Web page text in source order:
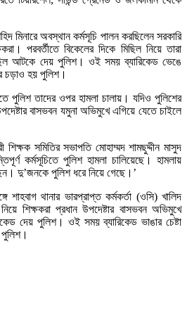
মিনারে অবস্থান কর্মসূচি পালন করছিলেন সরকারি
পরবর্তীতে বিকেলের দিকে মিছিল নিয়ে তারা
আটকে দেয় পুলিশ। ওই সময় ব্যারিকেড ভেঙে
চড়াও হয় পুলিশ।
পুলিশ তাদের ওপর হামলা চালায়। যদিও পুলিশের
বাসভবন যমুনা অভিমুখে এগিয়ে যেতে চাইলে
শিক্ষক সমিতির সভাপতি মোহাম্মদ শামছুদ্দীন মাসুদ
কর্মসূচিতে পুলিশ হামলা চালিয়েছে। হামলায়
দু’জনকে পুলিশ ধরে নিয়ে গেছে।’
শাহবাগ থানার ভারপ্রাপ্ত কর্মকর্তা (ওসি) খালিদ
শিক্ষকরা প্রধান উপদেষ্টার বাসভবন অভিমুখে
দেয় পুলিশ। ওই সময় ব্যারিকেড ভাঙার চেষ্টা